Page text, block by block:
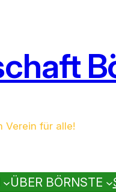
Verein für alle!
ÜBER BÖRNSTE